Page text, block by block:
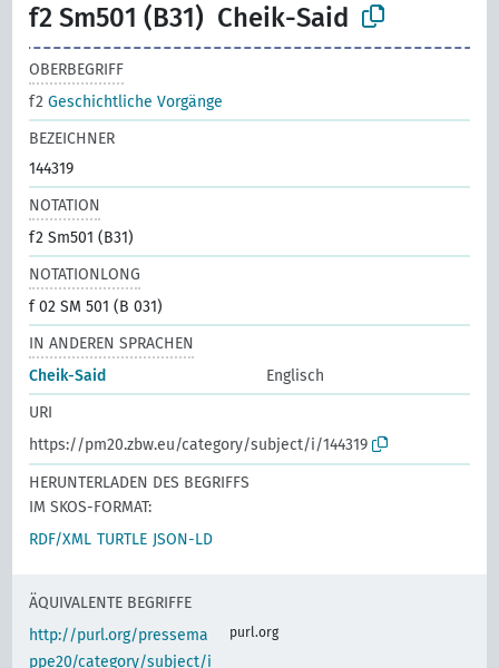
f2 Sm501 (B31) Cheik-Said
OBERBEGRIFF
f2Geschichtliche Vorgänge
BEZEICHNER
144319
NOTATION
f2 Sm501 (B31)
NOTATIONLONG
f 02 SM 501 (B 031)
IN ANDEREN SPRACHEN
Cheik-Said
Englisch
URI
https://pm20.zbw.eu/category/subject/i/144319
HERUNTERLADEN DES BEGRIFFS
IM SKOS-FORMAT:
RDF/XML TURTLE JSON-LD
ÄQUIVALENTE BEGRIFFE
http://purl.org/pressema
ppe20/category/subject/i
purl.org